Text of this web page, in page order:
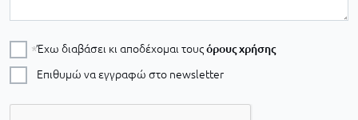
Έχω διαβάσει κι αποδέχομαι τουςόρους χρήσης
Επιθυμώ να εγγραφώ στο newsletter